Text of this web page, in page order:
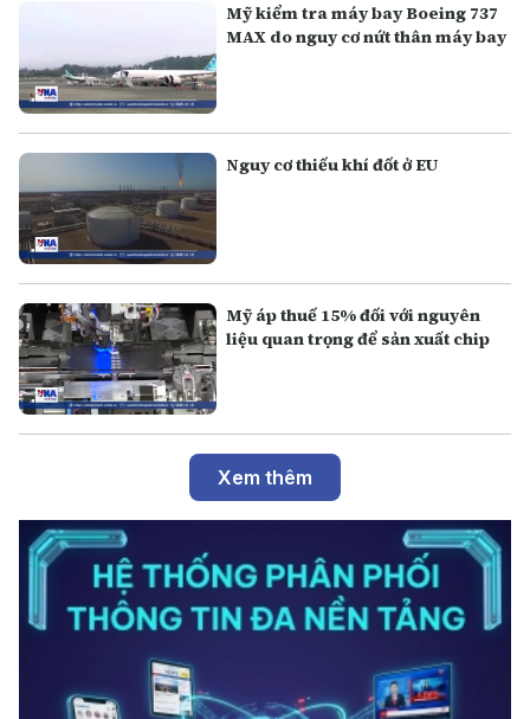
Mỹ kiểm tra máy bay Boeing 737
MAX do nguy cơ nứt thân máy bay
Nguy cơ thiếu khí đốt ở EU
Mỹ áp thuế 15% đối với nguyên
liệu quan trọng để sản xuất chip
Xem thêm